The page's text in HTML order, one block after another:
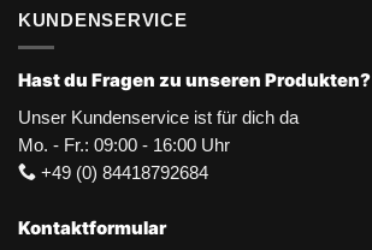
KUNDENSERVICE
Hast du Fragen zu unseren Produkten?
Unser Kundenservice ist für dich da
Mo. - Fr.: 09:00 - 16:00 Uhr
+49 (0) 84418792684
Kontaktformular